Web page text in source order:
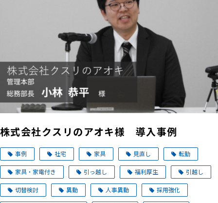
株式会社クスリのアオキ様 導入事例
事例 社宅 家具 見直し 転勤
家具・家電付き 引っ越し 福利厚生 引越し
切替検討 異動 人事異動 採用強化